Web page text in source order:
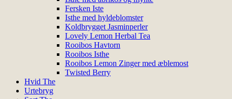
Fersken Iste
Isthe med hyldeblomster
Koldbrygget Jasminperler
Lovely Lemon Herbal Tea
Rooibos Havtorn
Rooibos Isthe
Rooibos Lemon Zinger med æblemost
Twisted Berry
Hvid The
Urtebryg